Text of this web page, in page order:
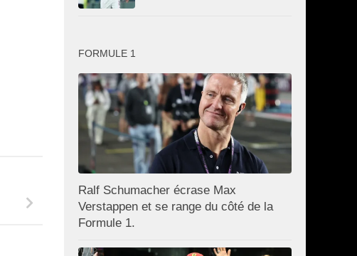
FORMULE 1
Ralf Schumacher écrase Max
Verstappen et se range du côté de la
Formule 1.